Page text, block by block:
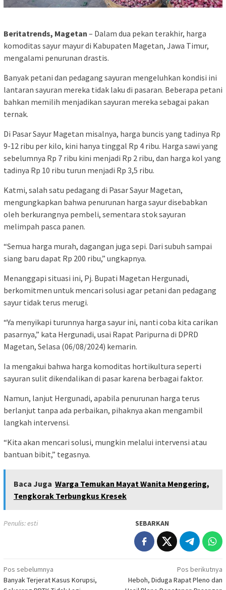
Beritatrends, Magetan – Dalam dua pekan terakhir, harga
komoditas sayur mayur di Kabupaten Magetan, Jawa Timur,
mengalami penurunan drastis.
Banyak petani dan pedagang sayuran mengeluhkan kondisi ini
lantaran sayuran mereka tidak laku di pasaran. Beberapa petani
bahkan memilih menjadikan sayuran mereka sebagai pakan
ternak.
Di Pasar Sayur Magetan misalnya, harga buncis yang tadinya Rp
9-12 ribu per kilo, kini hanya tinggal Rp 4 ribu. Harga sawi yang
sebelumnya Rp 7 ribu kini menjadi Rp 2 ribu, dan harga kol yang
tadinya Rp 10 ribu turun menjadi Rp 3,5 ribu.
Katmi, salah satu pedagang di Pasar Sayur Magetan,
mengungkapkan bahwa penurunan harga sayur disebabkan
oleh berkurangnya pembeli, sementara stok sayuran
melimpah pasca panen.
“Semua harga murah, dagangan juga sepi. Dari subuh sampai
siang baru dapat Rp 200 ribu,” ungkapnya.
Menanggapi situasi ini, Pj. Bupati Magetan Hergunadi,
berkomitmen untuk mencari solusi agar petani dan pedagang
sayur tidak terus merugi.
“Ya menyikapi turunnya harga sayur ini, nanti coba kita carikan
pasarnya,” kata Hergunadi, usai Rapat Paripurna di DPRD
Magetan, Selasa (06/08/2024) kemarin.
Ia mengakui bahwa harga komoditas hortikultura seperti
sayuran sulit dikendalikan di pasar karena berbagai faktor.
Namun, lanjut Hergunadi, apabila penurunan harga terus
berlanjut tanpa ada perbaikan, pihaknya akan mengambil
langkah intervensi.
“Kita akan mencari solusi, mungkin melalui intervensi atau
bantuan bibit,” tegasnya.
Baca Juga Warga Temukan Mayat Wanita Mengering,
Tengkorak Terbungkus Kresek
Penulis: esti SEBARKAN
Navigasi
pos
Pos sebelumnya
Banyak Terjerat Kasus Korupsi,
Pos berikutnya
Heboh, Diduga Rapat Pleno dan